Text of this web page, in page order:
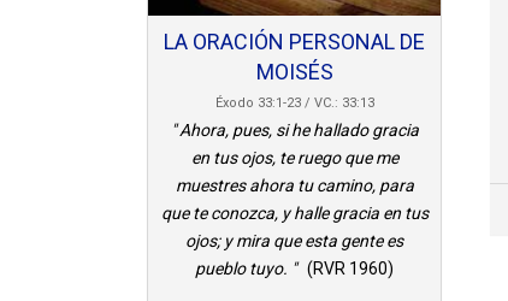
LA ORACIÓN PERSONAL DE
MOISÉS
Éxodo 33:1-23 / VC.: 33:13
" Ahora, pues, si he hallado gracia
en tus ojos, te ruego que me
muestres ahora tu camino, para
que te conozca, y halle gracia en tus
ojos; y mira que esta gente es
pueblo tuyo. " (RVR 1960)